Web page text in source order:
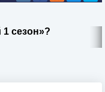
сезон»?